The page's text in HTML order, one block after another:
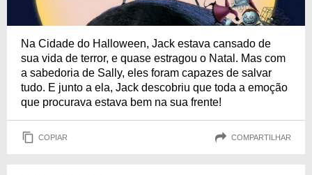
Na Cidade do Halloween, Jack estava cansado de
sua vida de terror, e quase estragou o Natal. Mas com
a sabedoria de Sally, eles foram capazes de salvar
tudo. E junto a ela, Jack descobriu que toda a emoção
que procurava estava bem na sua frente!
COPIAR COMPARTILHAR